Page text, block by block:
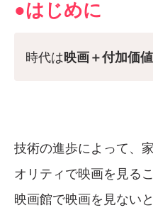
●はじめに
時代は映画＋付加価値
技術の進歩によって、
オリティで映画を見る
映画館で映画を見ない